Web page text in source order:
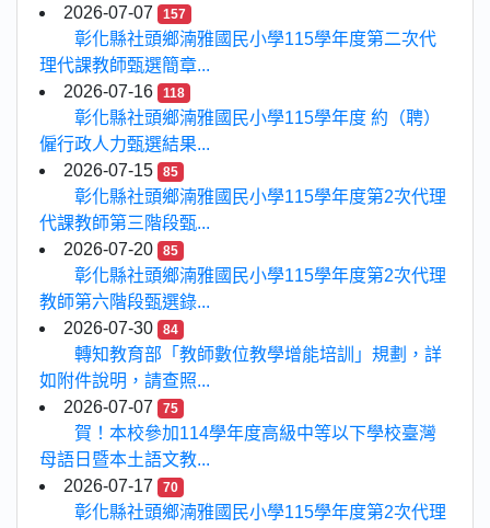
2026-07-07 157
彰化縣社頭鄉湳雅國民小學115學年度第二次代
理代課教師甄選簡章...
2026-07-16
118
彰化縣社頭鄉湳雅國民小學115學年度 約（聘）
僱行政人力甄選結果...
2026-07-15
85
彰化縣社頭鄉湳雅國民小學115學年度第2次代理
代課教師第三階段甄...
2026-07-20
85
彰化縣社頭鄉湳雅國民小學115學年度第2次代理
教師第六階段甄選錄...
2026-07-30
84
轉知教育部「教師數位教學增能培訓」規劃，詳
如附件說明，請查照...
2026-07-07
75
賀！本校參加114學年度高級中等以下學校臺灣
母語日暨本土語文教...
2026-07-17
70
彰化縣社頭鄉湳雅國民小學115學年度第2次代理